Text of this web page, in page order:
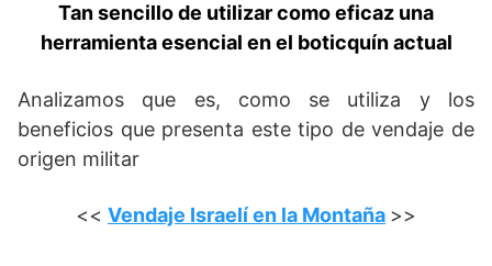
Tan sencillo de utilizar como eficaz una
herramienta esencial en el boticquín actual
Analizamos que es, como se utiliza y los
beneficios que presenta este tipo de vendaje de
origen militar
<< Vendaje Israelí en la Montaña >>